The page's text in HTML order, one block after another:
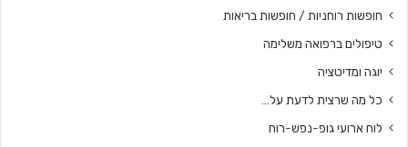
חופשות רוחניות / חופשות בריאות
טיפולים ברפואה משלימה
יוגה ומדיטציה
כל מה שרצית לדעת על…
לוח ארועי גופ-נפש-רוח